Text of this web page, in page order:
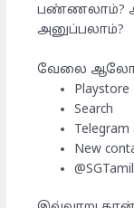
பண்ணலாம்?
அனுப்பலாம்?
வேலை
Playstore
Search
Telegram
New